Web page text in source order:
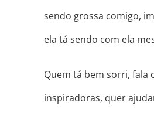
sendo grossa comigo,
ela tá sendo com ela
Quem tá bem sorri, fala
inspiradoras, quer